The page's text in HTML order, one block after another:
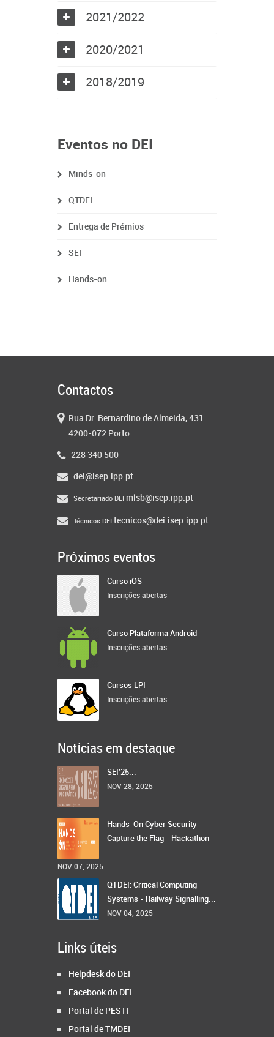
2021/2022
2020/2021
2018/2019
Eventos no DEI
Minds-on
QTDEI
Entrega de Prémios
SEI
Hands-on
Contactos
Rua Dr. Bernardino de Almeida, 431
4200-072 Porto
228 340 500
dei@isep.ipp.pt
Secretariado DEI mlsb@isep.ipp.pt
Técnicos DEI tecnicos@dei.isep.ipp.pt
Próximos eventos
Curso iOS
Inscrições abertas
Curso Plataforma Android
Inscrições abertas
Cursos LPI
Inscrições abertas
Notícias em destaque
SEI'25...
NOV 28, 2025
Hands-On Cyber Security -
Capture the Flag - Hackathon
...
NOV 07, 2025
QTDEI: Critical Computing
Systems - Railway Signalling...
NOV 04, 2025
Links úteis
Helpdesk do DEI
Facebook do DEI
Portal de PESTI
Portal de TMDEI